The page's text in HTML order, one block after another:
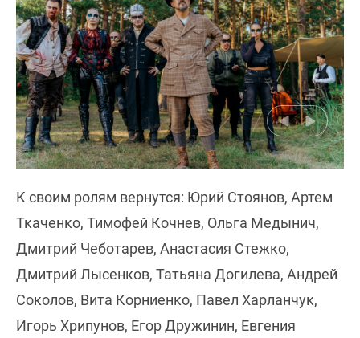
К своим ролям вернутся: Юрий Стоянов, Артем
Ткаченко, Тимофей Кочнев, Ольга Медынич,
Дмитрий Чеботарев, Анастасия Стежко,
Дмитрий Лысенков, Татьяна Догилева, Андрей
Соколов, Вита Корниенко, Павел Харланчук,
Игорь Хрипунов, Егор Дружинин, Евгения